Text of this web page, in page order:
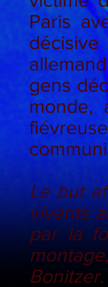
Paris
gens
Le but
vivants
par la
Bonitzer.